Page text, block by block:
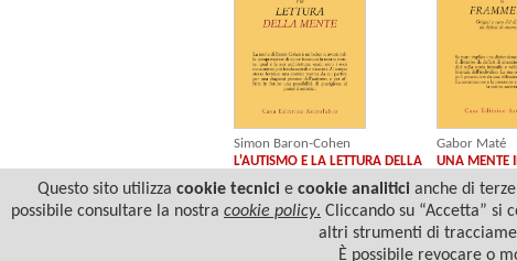
Simon Baron-Cohen
L'AUTISMO E LA LETTURA DELLA
Gabor Maté
UNA MENTE
Questo sito utilizza cookie tecnicie cookie analiticianche di
possibile consultare la nostra cookie policy. Cliccando su “Accetta” si
altri strumenti di
È possibile revocare o